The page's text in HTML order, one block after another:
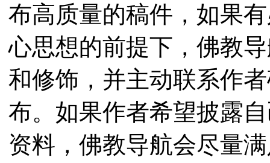
布高质量的稿件，如果
心思想的前提下，佛教
和修饰，并主动联系作
布。如果作者希望披露
资料，佛教导航会尽量